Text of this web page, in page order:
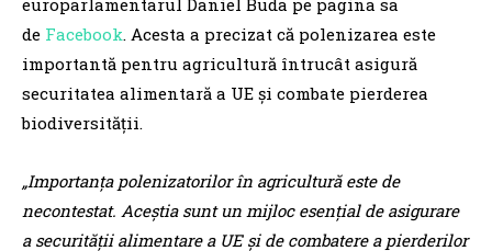
de Facebook. Acesta a precizat că polenizarea este
importantă pentru agricultură întrucât asigură
securitatea alimentară a UE și combate pierderea
biodiversității.
„Importanța polenizatorilor în agricultură este de
necontestat. Aceștia sunt un mijloc esențial de asigurare
a securității alimentare a UE și de combatere a pierderilor